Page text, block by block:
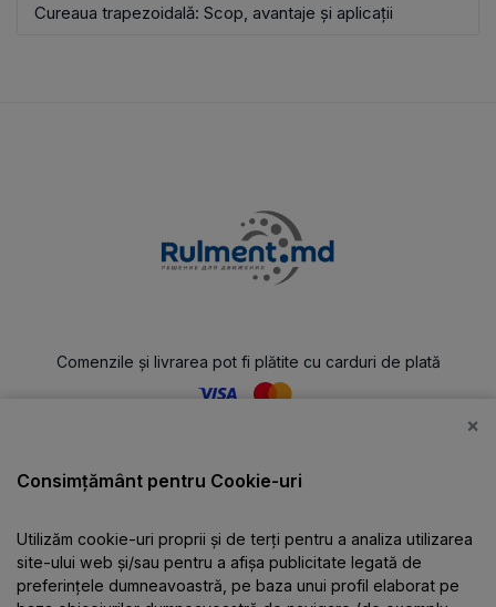
Cureaua trapezoidală: Scop, avantaje și aplicații
Comenzile și livrarea pot fi plătite cu carduri de plată
Catalog
Despre companie
×
Consimțământ pentru Cookie-uri
Utilizăm cookie-uri proprii și de terți pentru a analiza utilizarea
site-ului web și/sau pentru a afișa publicitate legată de
preferințele dumneavoastră, pe baza unui profil elaborat pe